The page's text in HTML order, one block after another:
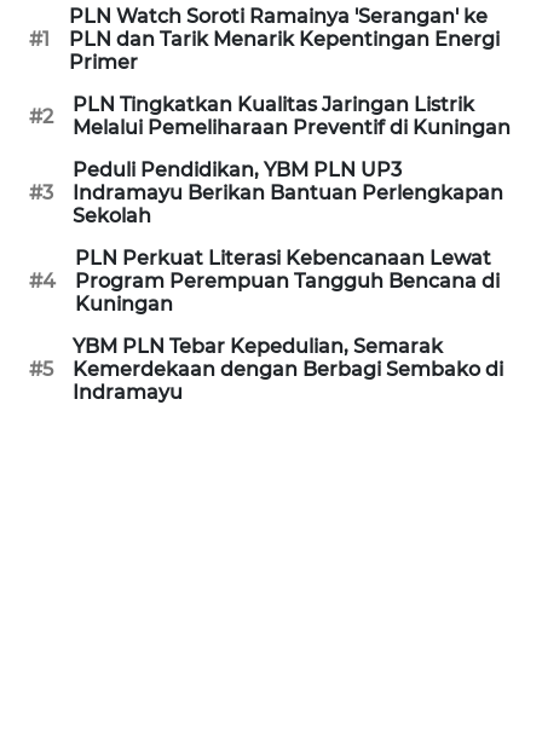
#1
PLN Watch Soroti Ramainya 'Serangan' ke
PLN dan Tarik Menarik Kepentingan Energi
Primer
#2
PLN Tingkatkan Kualitas Jaringan Listrik
Melalui Pemeliharaan Preventif di Kuningan
#3
Peduli Pendidikan, YBM PLN UP3
Indramayu Berikan Bantuan Perlengkapan
Sekolah
#4
PLN Perkuat Literasi Kebencanaan Lewat
Program Perempuan Tangguh Bencana di
Kuningan
#5
YBM PLN Tebar Kepedulian, Semarak
Kemerdekaan dengan Berbagi Sembako di
Indramayu
WN
PAPUA
WN
PAPUA
BARAT
WN
RIAU
WN
SERAMBI